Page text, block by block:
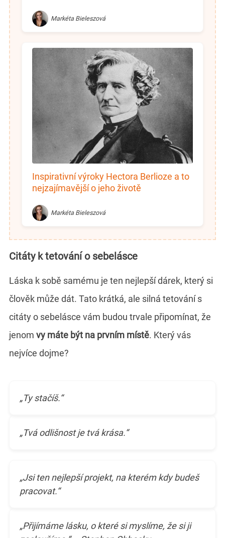
Markéta Bieleszová
Inspirativní výroky Hectora Berlioze a to
nejzajímavější o jeho životě
Markéta Bieleszová
Citáty k tetování o sebelásce
Láska k sobě samému je ten nejlepší dárek, který si
člověk může dát. Tato krátká, ale silná tetování s
citáty o sebelásce vám budou trvale připomínat, že
jenom vy máte být na prvním místě. Který vás
nejvíce dojme?
„Ty stačíš.“
„Tvá odlišnost je tvá krása.“
„Jsi ten nejlepší projekt, na kterém kdy budeš
pracovat.“
„Přijímáme lásku, o které si myslíme, že si ji